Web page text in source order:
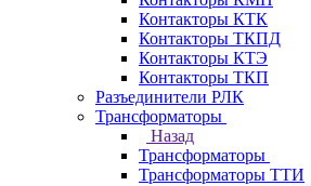
Контакторы КТК
Контакторы ТКПД
Контакторы КТЭ
Контакторы ТКП
Разъединители РЛК
Трансформаторы
Назад
Трансформаторы
Трансформаторы ТТИ